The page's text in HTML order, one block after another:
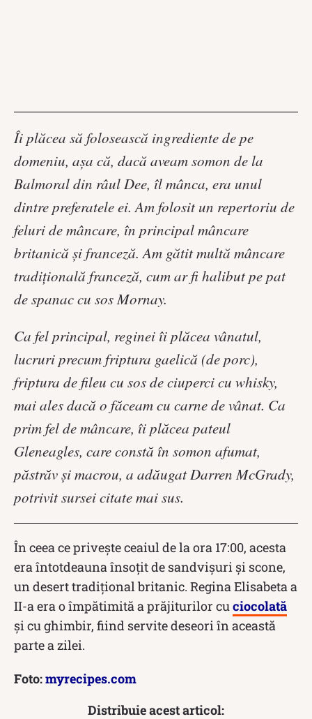
Îi plăcea să folosească ingrediente de pe
domeniu, așa că, dacă aveam somon de la
Balmoral din râul Dee, îl mânca, era unul
dintre preferatele ei. Am folosit un repertoriu de
feluri de mâncare, în principal mâncare
britanică și franceză. Am gătit multă mâncare
tradițională franceză, cum ar fi halibut pe pat
de spanac cu sos Mornay.
Ca fel principal, reginei îi plăcea vânatul,
lucruri precum friptura gaelică (de porc),
friptura de fileu cu sos de ciuperci cu whisky,
mai ales dacă o făceam cu carne de vânat. Ca
prim fel de mâncare, îi plăcea pateul
Gleneagles, care constă în somon afumat,
păstrăv și macrou, a adăugat Darren McGrady,
potrivit sursei citate mai sus.
În ceea ce privește ceaiul de la ora 17:00, acesta
era întotdeauna însoțit de sandvișuri și scone,
un desert tradițional britanic. Regina Elisabeta a
II-a era o împătimită a prăjiturilor cu ciocolată
și cu ghimbir, fiind servite deseori în această
parte a zilei.
Foto:myrecipes.com
Distribuie acest articol: